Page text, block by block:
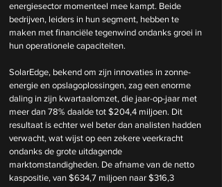
energiesector momenteel mee kampt. Beide
bedrijven, leiders in hun segment, hebben te
maken met financiële tegenwind ondanks groei in
hun operationele capaciteiten.
SolarEdge, bekend om zijn innovaties in zonne-
energie en opslagoplossingen, zag een enorme
daling in zijn kwartaalomzet, die jaar-op-jaar met
meer dan 78% daalde tot $204,4 miljoen. Dit
resultaat is echter wel beter dan analisten hadden
verwacht, wat wijst op een zekere veerkracht
ondanks de grote uitdagende
marktomstandigheden. De afname van de netto
kaspositie, van $634,7 miljoen naar $316,3